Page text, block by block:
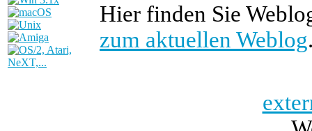
Hier finden Sie
zum aktuellen Weblog